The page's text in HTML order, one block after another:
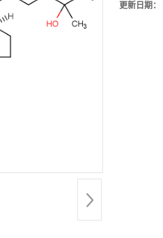
更新日期：